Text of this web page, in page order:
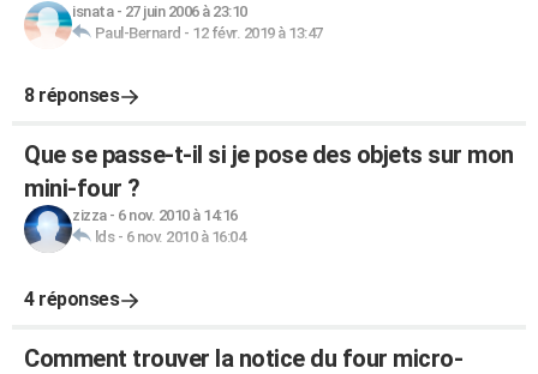
isnata- 27 juin 2006 à 23:10
Paul-Bernard - 12 févr. 2019 à 13:47
8 réponses
Que se passe-t-il si je pose des objets sur mon
mini-four ?
zizza- 6 nov. 2010 à 14:16
lds- 6 nov. 2010 à 16:04
4 réponses
Comment trouver la notice du four micro-